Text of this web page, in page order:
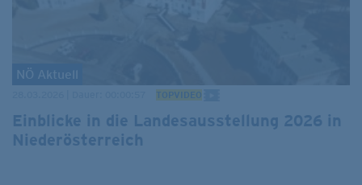
NÖ Aktuell
TOPVIDEO
Einblicke in die Landesausstellung 2026 in
Niederösterreich